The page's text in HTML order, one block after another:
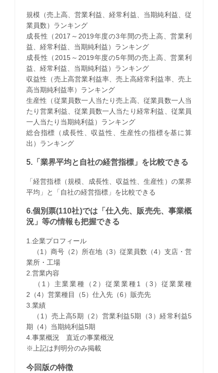
規模（売上高、営業利益、経常利益、当期純利益、従
業員数）ランキング
成長性（2017～2019年度の3年間の売上高、営業利
益、経常利益、当期純利益）ランキング
成長性（2015～2019年度の5年間の売上高、営業利
益、経常利益、当期純利益）ランキング
収益性（売上高営業利益率、売上高経常利益率、売上
高当期純利益率）ランキング
生産性（従業員数一人当たり売上高、従業員数一人当
たり営業利益、従業員数一人当たり経常利益、従業員
一人当たり当期純利益）ランキング
総合指標（成長性、収益性、生産性の指標を基に算
出）ランキング
5.「業界平均と自社の経営指標」を比較できる
「経営指標（規模、成長性、収益性、生産性）の業界
平均」と「自社の経営指標」を比較できる
6.個別票(110社)では「仕入先、販売先、事業概
況」等の情報も把握できる
1.企業プロフィール
（1）商号（2）所在地（3）従業員数（4）支店・営
業所・工場
2.営業内容
（1）主業業種（2）従業業種1（3）従業業種
2（4）営業種目（5）仕入先（6）販売先
3.業績
（1）売上高5期（2）営業利益5期（3）経常利益5
期（4）当期純利益5期
4.事業概況 直近の事業概況
※上記は判明分のみ掲載
今回版の特徴